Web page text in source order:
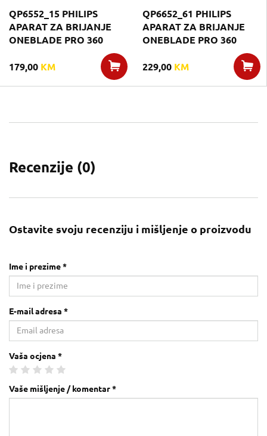
QP6552_15 PHILIPS
APARAT ZA BRIJANJE
ONEBLADE PRO 360
179,00 KM
QP6652_61 PHILIPS
APARAT ZA BRIJANJE
ONEBLADE PRO 360
229,00 KM
Recenzije (0)
Ostavite svoju recenziju i mišljenje o proizvodu
Ime i prezime *
E-mail adresa *
Vaša ocjena *
Vaše mišljenje / komentar *